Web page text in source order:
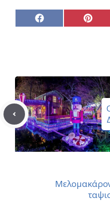
Share
on
Share
on